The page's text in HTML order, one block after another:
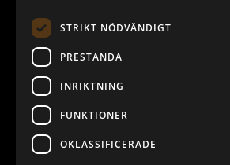
STRIKT NÖDVÄNDIGT
PRESTANDA
INRIKTNING
FUNKTIONER
OKLASSIFICERADE